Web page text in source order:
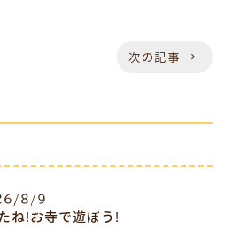
次の記事
8/9
ね!お寺で遊ぼう!